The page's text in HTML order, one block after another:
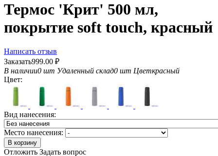
Термос 'Крит' 500 мл,
покрытие soft touch, красный
Написать отзыв
Заказать999.00 ₽
В наличии0 шт Удаленный склад0 шт Цветкрасный
Цвет:
Вид нанесения:
Место нанесения:
В корзину
Отложить Задать вопрос